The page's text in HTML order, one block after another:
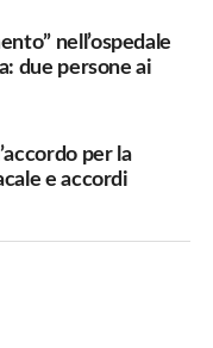
nell’ospedale
due persone ai
per la
e accordi